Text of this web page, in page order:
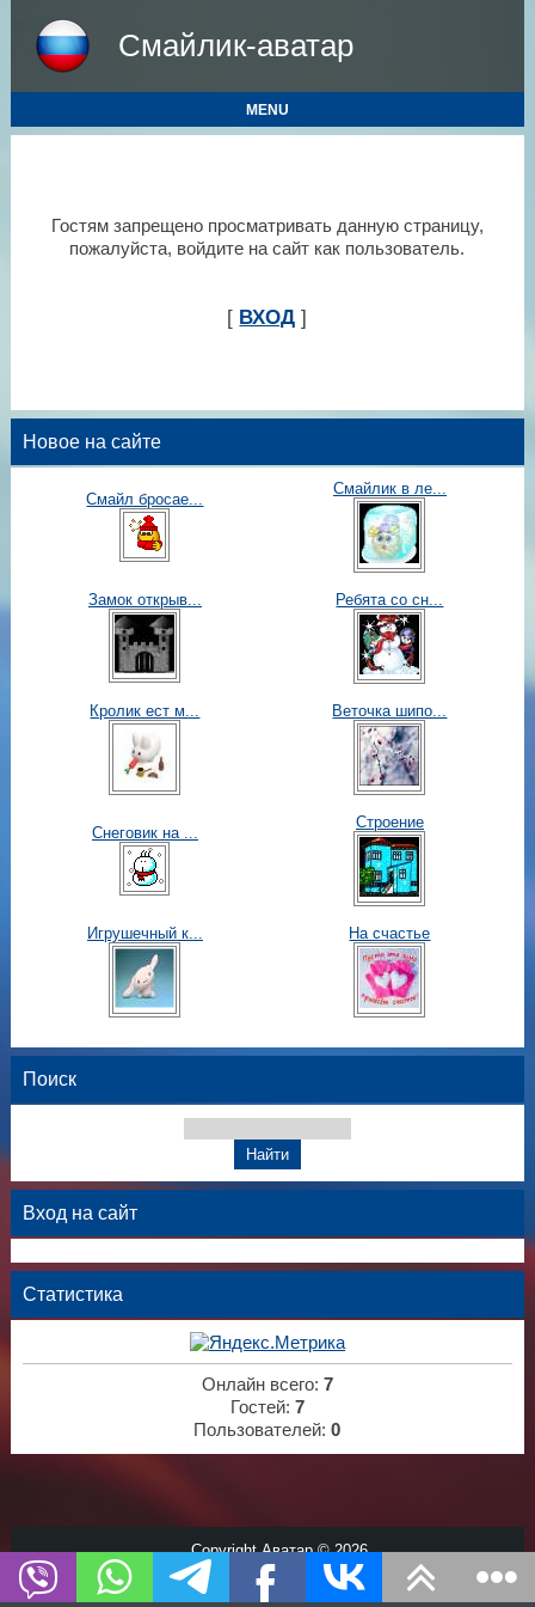
Смайлик-аватар
MENU
Гостям запрещено просматривать данную страницу,
пожалуйста, войдите на сайт как пользователь.
[ ВХОД ]
Новое на сайте
Смайл бросае...
Смайлик в ле...
Замок открыв... Ребята со сн...
Кролик ест м... Веточка шипо...
Снеговик на ...
Строение
Игрушечный к... На счастье
Поиск
Вход на сайт
Статистика
Онлайн всего: 7
Гостей: 7
Пользователей:0
Copyright Аватар © 2026
Хостинг от
uCoz